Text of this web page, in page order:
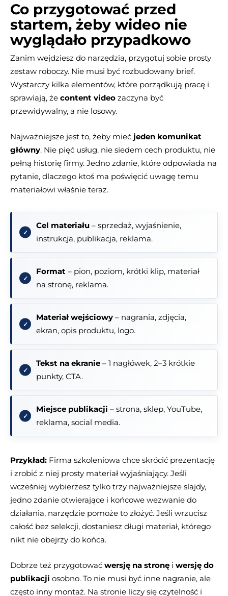
Co przygotować przed
startem, żeby wideo nie
wyglądało przypadkowo
Zanim wejdziesz do narzędzia, przygotuj sobie prosty
zestaw roboczy. Nie musi być rozbudowany brief.
Wystarczy kilka elementów, które porządkują pracę i
sprawiają, że content video zaczyna być
przewidywalny, a nie losowy.
Najważniejsze jest to, żeby mieć jeden komunikat
główny. Nie pięć usług, nie siedem cech produktu, nie
pełną historię firmy. Jedno zdanie, które odpowiada na
pytanie, dlaczego ktoś ma poświęcić uwagę temu
materiałowi właśnie teraz.
Cel materiału – sprzedaż, wyjaśnienie,
instrukcja, publikacja, reklama.
Format – pion, poziom, krótki klip, materiał
na stronę, reklama.
Materiał wejściowy – nagrania, zdjęcia,
ekran, opis produktu, logo.
Tekst na ekranie – 1 nagłówek, 2–3 krótkie
punkty, CTA.
Miejsce publikacji – strona, sklep, YouTube,
reklama, social media.
Przykład: Firma szkoleniowa chce skrócić prezentację
i zrobić z niej prosty materiał wyjaśniający. Jeśli
wcześniej wybierzesz tylko trzy najważniejsze slajdy,
jedno zdanie otwierające i końcowe wezwanie do
działania, narzędzie pomoże to złożyć. Jeśli wrzucisz
całość bez selekcji, dostaniesz długi materiał, którego
nikt nie obejrzy do końca.
Dobrze też przygotować wersję na stronę i wersję do
publikacji osobno. To nie musi być inne nagranie, ale
często inny montaż. Na stronie liczy się czytelność i